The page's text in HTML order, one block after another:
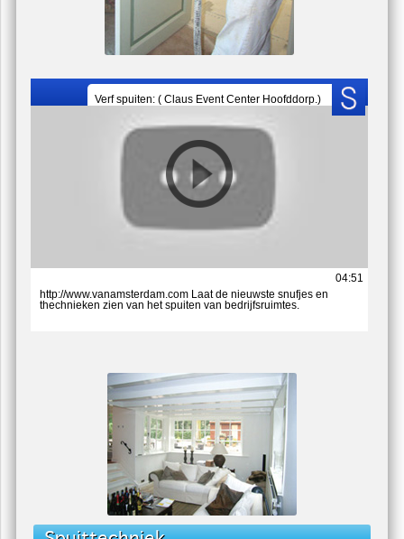
http://www.vanamsterdam.com Laat de nieuwste snufjes en
thechnieken zien van het spuiten van bedrijfsruimtes.